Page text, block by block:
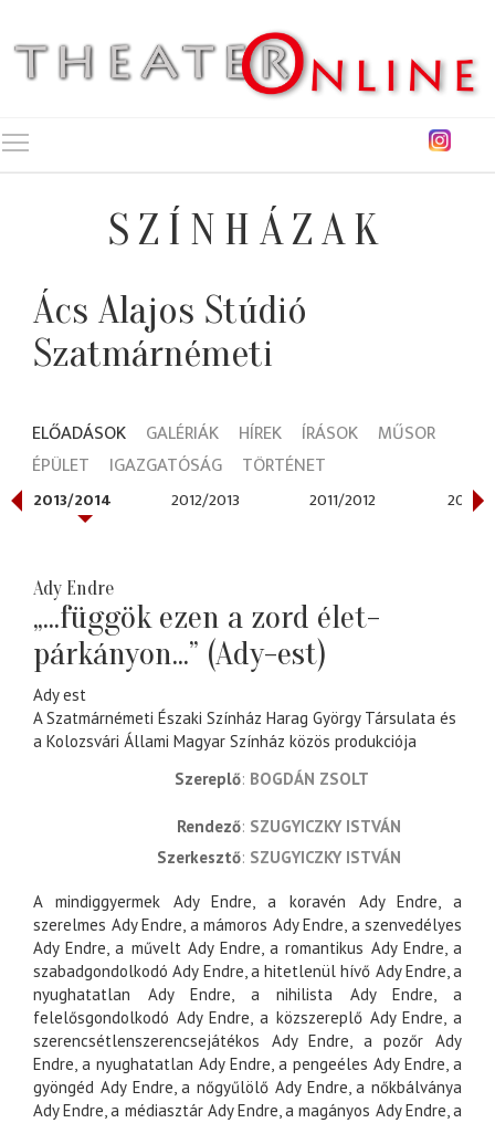
SZÍNHÁZAK
Ács Alajos Stúdió
Szatmárnémeti
ELŐADÁSOK GALÉRIÁK HÍREK ÍRÁSOK
MŰSOR
ÉPÜLET
IGAZGATÓSÁG TÖRTÉNET
2013/2014 2012/2013 2011/2012 2010/
Ady Endre
„...függök ezen a zord élet-
párkányon...” (Ady-est)
Ady est
A Szatmárnémeti Északi Színház Harag György Társulata és
a Kolozsvári Állami Magyar Színház közös produkciója
Szereplő BOGDÁN ZSOLT
rendező SZUGYICZKY ISTVÁN
szerkesztő SZUGYICZKY ISTVÁN
A mindiggyermek Ady Endre, a koravén Ady Endre, a
szerelmes Ady Endre, a mámoros Ady Endre, a szenvedélyes
Ady Endre, a művelt Ady Endre, a romantikus Ady Endre, a
szabadgondolkodó Ady Endre, a hitetlenül hívő Ady Endre, a
nyughatatlan Ady Endre, a nihilista Ady Endre, a
felelősgondolkodó Ady Endre, a közszereplő Ady Endre, a
szerencsétlenszerencsejátékos Ady Endre, a pozőr Ady
Endre, a nyughatatlan Ady Endre, a pengeéles Ady Endre, a
gyöngéd Ady Endre, a nőgyűlölő Ady Endre, a nőkbálványa
Ady Endre, a médiasztár Ady Endre, a magányos Ady Endre, a